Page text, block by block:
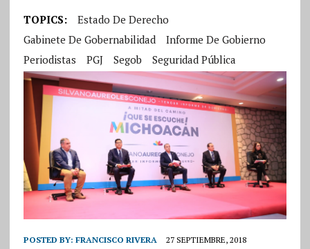
TOPICS:
Estado De Derecho
Gabinete De Gobernabilidad
Informe De Gobierno
Periodistas
PGJ Segob Seguridad Pública
POSTED BY: FRANCISCO RIVERA 27 SEPTIEMBRE, 2018